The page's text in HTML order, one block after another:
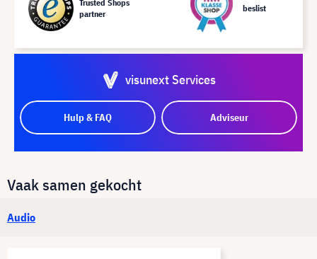
Trusted Shops
partner
beslist
visunext Services
Hulp & FAQ Adviseur
Vaak samen gekocht
Audio